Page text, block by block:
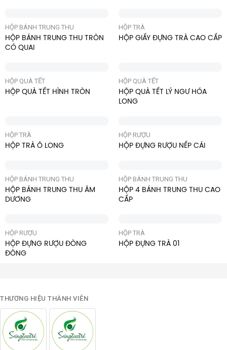
HỘP BÁNH TRUNG THU
HỘP BÁNH TRUNG THU TRÒN
CÓ QUAI
HỘP TRÀ
HỘP GIẤY ĐỰNG TRÀ CAO CẤP
HỘP QUÀ TẾT
HỘP QUÀ TẾT HÌNH TRÒN
HỘP QUÀ TẾT
HỘP QUÀ TẾT LÝ NGƯ HÓA
LONG
HỘP TRÀ
HỘP TRÀ Ô LONG
HỘP RƯỢU
HỘP ĐỰNG RƯỢU NẾP CÁI
HỘP BÁNH TRUNG THU
HỘP BÁNH TRUNG THU ÂM
DƯƠNG
HỘP BÁNH TRUNG THU
HỘP 4 BÁNH TRUNG THU CAO
CẤP
HỘP RƯỢU
HỘP ĐỰNG RƯỢU ĐÒNG
ĐÒNG
HỘP TRÀ
HỘP ĐỰNG TRÀ 01
THƯƠNG HIỆU THÀNH VIÊN